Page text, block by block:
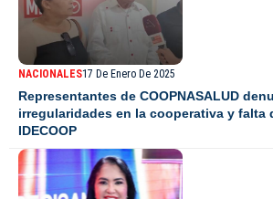
NACIONALES17 De Enero De 2025
Representantes de COOPNASALUD
irregularidades en la cooperativa y falta
IDECOOP